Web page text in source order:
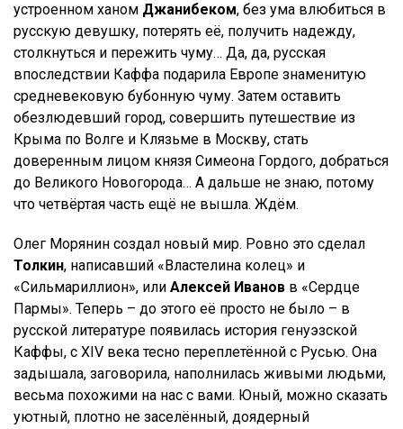
устроенном ханом Джанибеком, без ума влюбиться в
русскую девушку, потерять её, получить надежду,
столкнуться и пережить чуму… Да, да, русская
впоследствии Каффа подарила Европе знаменитую
средневековую бубонную чуму. Затем оставить
обезлюдевший город, совершить путешествие из
Крыма по Волге и Клязьме в Москву, стать
доверенным лицом князя Симеона Гордого, добраться
до Великого Новогорода… А дальше не знаю, потому
что четвёртая часть ещё не вышла. Ждём.
Олег Морянин создал новый мир. Ровно это сделал
Толкин, написавший «Властелина колец» и
«Сильмариллион», или Алексей Иванов в «Сердце
Пармы». Теперь – до этого её просто не было – в
русской литературе появилась история генуэзской
Каффы, с XIV века тесно переплетённой с Русью. Она
задышала, заговорила, наполнилась живыми людьми,
весьма похожими на нас с вами. Юный, можно сказать
уютный, плотно не заселённый, доядерный